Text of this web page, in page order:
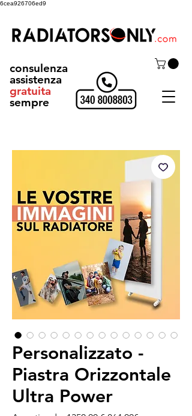
6cea926706ed9
consulenza
assistenza
gratuita
sempre
Personalizzato -
Piastra Orizzontale
Ultra Power